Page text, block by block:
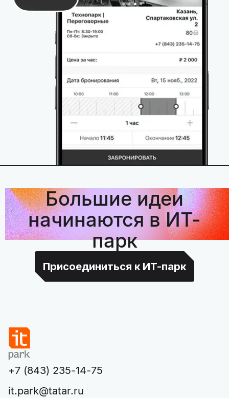
Большие идеи
начинаются в ИТ-
парк
Присоединиться к ИТ-парк
+7 (843) 235-14-75
it.park@tatar.ru